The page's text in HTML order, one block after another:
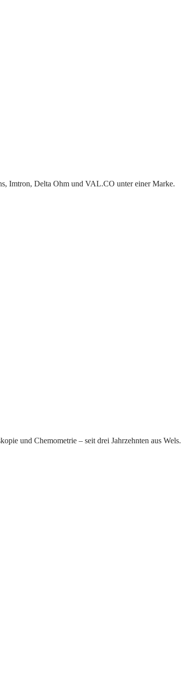
Imtron, Delta Ohm und VAL.CO unter einer Marke.
und Chemometrie – seit drei Jahrzehnten aus Wels.